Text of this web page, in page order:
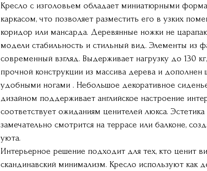
Кресло с изголовьем обладает миниатюрными
каркасом, что позволяет разместить его в узких
коридор или мансарда. Деревянные ножки не
модели стабильность и стильный вид. Элементы из
современный взгляд. Выдерживает нагрузку до 130
прочной конструкции из массива дерева и дополнен
удобными ногами . Небольшое декоративное
дизайном поддерживает английское настроение
соответствует ожиданиям ценителей люкса.
замечательно смотрится на террасе или балконе,
уюта.
Интерьерное решение подходит для тех, кто ценит
скандинавский минимализм. Кресло используют как